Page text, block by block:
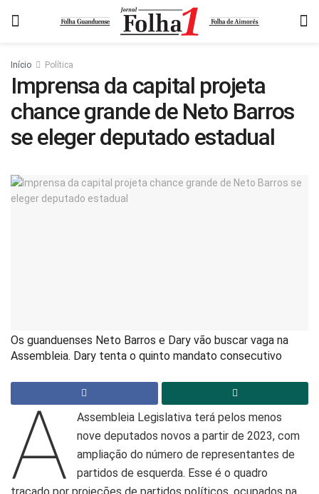
Início Política
Imprensa da capital projeta
chance grande de Neto Barros
se eleger deputado estadual
Os guanduenses Neto Barros e Dary vão buscar vaga na
Assembleia. Dary tenta o quinto mandato consecutivo
A
Assembleia Legislativa terá pelos menos
nove deputados novos a partir de 2023, com
ampliação do número de representantes de
partidos de esquerda. Esse é o quadro